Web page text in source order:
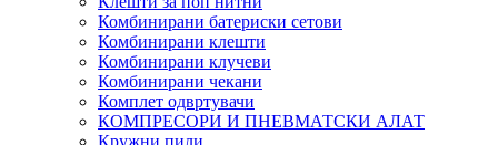
Комбинирани батериски сетови
Комбинирани клешти
Комбинирани клучеви
Комбинирани чекани
Комплет одвртувачи
КОМПРЕСОРИ И ПНЕВМАТСКИ АЛАТ
Кружни пили